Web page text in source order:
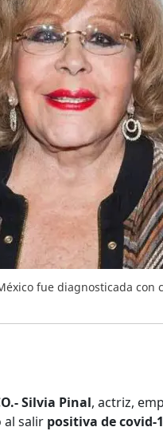
fue diagnosticada con
Silvia Pinal, actriz,
al salir positiva de covid-